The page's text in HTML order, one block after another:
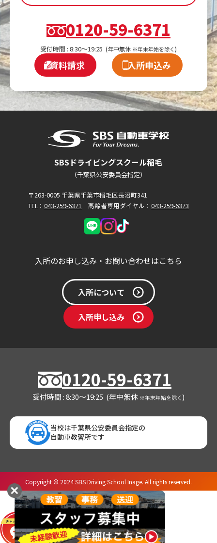
0120-59-6371
受付時間 : 8:30～19:25 (年中無休 ※年末年始を除く)
資料請求 入所申込み
SBSドライビングスクール稲毛
（千葉県公安委員会指定）
0120-59-6371
受付時間 : 8:30～19:25 (年中無休 ※年末年始を除く )
当校は千葉県公安委員会指定の
自動車教習所です
〒263-0005 千葉県千葉市稲毛区長沼町341
TEL： 043-259-6371 高齢者専用ダイヤル： 043-259-6373
入所のお申し込み・お問い合わせはこちら
入所について
入所申し込み
Copyright © 2024 SBS Driving School Inage. All rights reserved.